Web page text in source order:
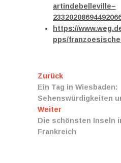
artindebelleville–
https://
pps/
ZurückVorheriger
Beitrag:
Ein Tag in Wiesbaden:
Sehenswürdigkeiten
WeiterNächster
Beitrag:
Die schönsten Inseln
Frankreich